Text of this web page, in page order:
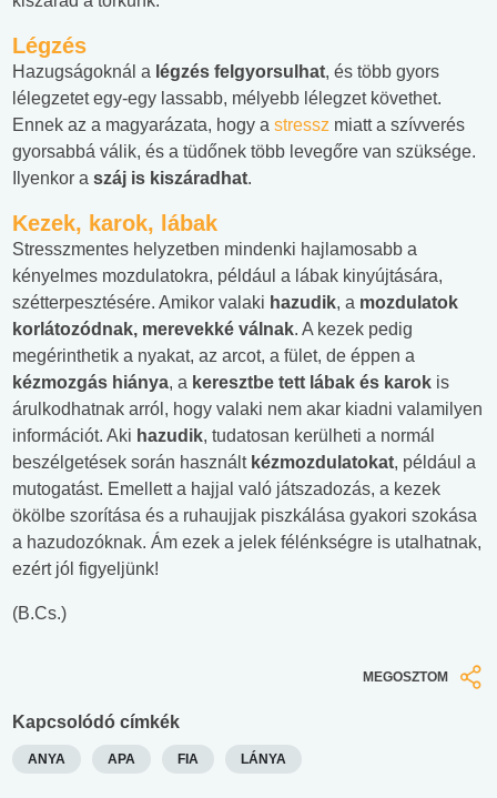
Légzés
Hazugságoknál a légzés felgyorsulhat, és több gyors
lélegzetet egy-egy lassabb, mélyebb lélegzet követhet.
Ennek az a magyarázata, hogy a stressz miatt a szívverés
gyorsabbá válik, és a tüdőnek több levegőre van szüksége.
Ilyenkor a száj is kiszáradhat.
Kezek, karok, lábak
Stresszmentes helyzetben mindenki hajlamosabb a
kényelmes mozdulatokra, például a lábak kinyújtására,
szétterpesztésére. Amikor valaki hazudik, a mozdulatok
korlátozódnak, merevekké válnak. A kezek pedig
megérinthetik a nyakat, az arcot, a fület, de éppen a
kézmozgás hiánya, a keresztbe tett lábak és karok is
árulkodhatnak arról, hogy valaki nem akar kiadni valamilyen
információt. Aki hazudik, tudatosan kerülheti a normál
beszélgetések során használt kézmozdulatokat, például a
mutogatást. Emellett a hajjal való játszadozás, a kezek
ökölbe szorítása és a ruhaujjak piszkálása gyakori szokása
a hazudozóknak. Ám ezek a jelek félénkségre is utalhatnak,
ezért jól figyeljünk!
(B.Cs.)
MEGOSZTOM
Kapcsolódó címkék
ANYA APA FIA LÁNYA